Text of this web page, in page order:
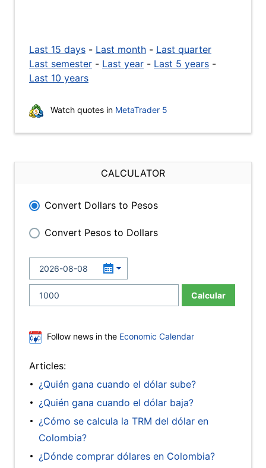
Last 15 days - Last month - Last quarter
Last semester - Last year - Last 5 years -
Last 10 years
Watch quotes in MetaTrader 5
CALCULATOR
Convert Dollars to Pesos
Convert Pesos to Dollars
Calcular
Follow news in the Economic Calendar
Articles:
¿Quién gana cuando el dólar sube?
¿Quién gana cuando el dólar baja?
¿Cómo se calcula la TRM del dólar en
Colombia?
¿Dónde comprar dólares en Colombia?